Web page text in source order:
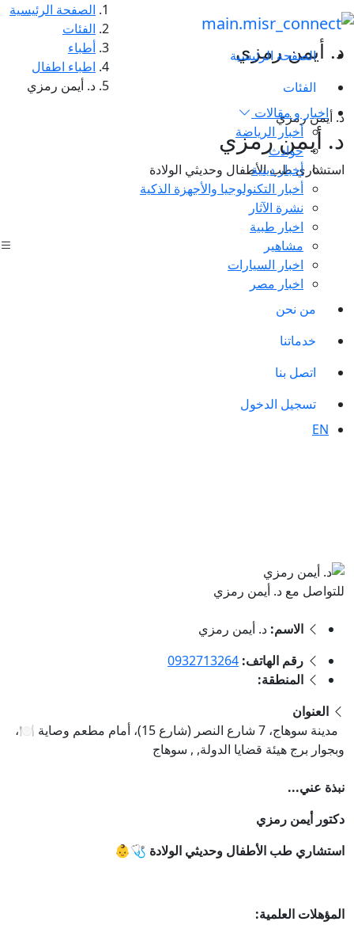
الصفحة الرئيسية
الفئات
اخبار و مقالات
أخبار الرياضة
حوادث
أخبار دينية
أخبار التكنولوجيا والأجهزة الذكية
نشرة الآثار
اخبار طبية
مشاهير
اخبار السيارات
اخبار مصر
من نحن
خدماتنا
اتصل بنا
تسجيل الدخول
EN
د. أيمن رمزي
الصفحة الرئيسية
الفئات
أطباء
اطباء اطفال
د. أيمن رمزي
د. أيمن رمزي
د. أيمن رمزي
استشاري طب الأطفال وحديثي الولادة
للتواصل مع د. أيمن رمزي
الاسم: د. أيمن رمزي
رقم الهاتف: 0932713264
المنطقة:
العنوان
مدينة سوهاج، 7 شارع النصر (شارع 15)، أمام مطعم وصاية 🍽️،
وبجوار برج هيئة قضايا الدولة, , سوهاج
نبذة عني...
دكتور أيمن رمزي
استشاري طب الأطفال وحديثي الولادة 🩺👶
المؤهلات العلمية: